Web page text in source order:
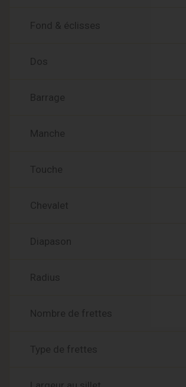
Fond & éclisses
Dos
Barrage
Manche
Touche
Chevalet
Diapason
Radius
Nombre de frettes
Type de frettes